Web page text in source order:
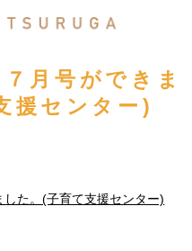
月号ができま
援センター)
た。(子育て支援センター)